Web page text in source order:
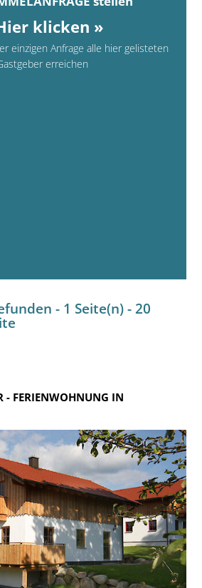
klicken »
einzigen Anfrage alle hier gelisteten
erreichen
- 1 Seite(n) - 20
- FERIENWOHNUNG IN